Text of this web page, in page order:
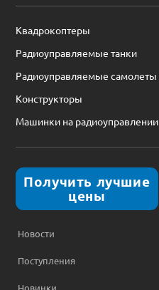
Квадрокоптеры
Радиоуправляемые танки
Радиоуправляемые самолеты
Конструкторы
Машинки на радиоуправлении
Получить лучшие
цены
Новости
Поступления
Новинки